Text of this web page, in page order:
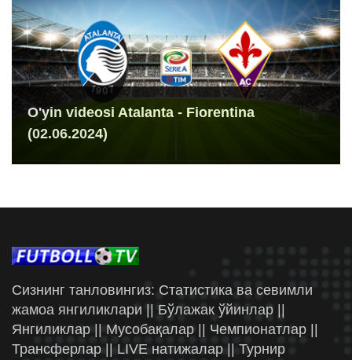
O'yin videosi Atalanta - Fiorentina
(02.06.2024)
Сизнинг танловингиз: Статистика ва севимли
жамоа янгиликлари || Бўлажак ўйинлар ||
Янгиликлар || Мусобақалар || Чемпионатлар ||
Трансферлар || LIVE натижалар || Турнир